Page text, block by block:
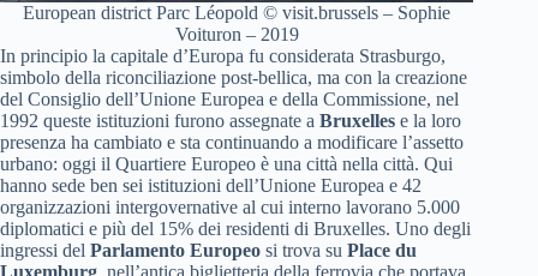
European district Parc Léopold © visit.brussels – Sophie
Voituron – 2019
In principio la capitale d’Europa fu considerata Strasburgo,
simbolo della riconciliazione post-bellica, ma con la creazione
del Consiglio dell’Unione Europea e della Commissione, nel
1992 queste istituzioni furono assegnate a Bruxelles e la loro
presenza ha cambiato e sta continuando a modificare l’assetto
urbano: oggi il Quartiere Europeo è una città nella città. Qui
hanno sede ben sei istituzioni dell’Unione Europea e 42
organizzazioni intergovernative al cui interno lavorano 5.000
diplomatici e più del 15% dei residenti di Bruxelles. Uno degli
ingressi del Parlamento Europeo si trova su Place du
Luxemburg, nell’antica biglietteria della ferrovia che portava